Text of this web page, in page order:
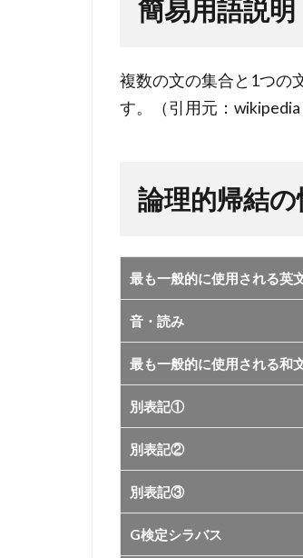
【論
帰
理
的
結
の
情
報
簡易用語説明
複数の文の集合と1つの
す。（引用元：wikipedia
論理的帰結の
最も一般的に使用される英
音・読み
最も一般的に使用される和
別表記①
別表記②
別表記③
G検定シラバス